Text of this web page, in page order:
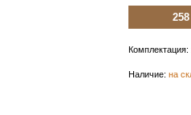
Комплектация:
Наличие:на